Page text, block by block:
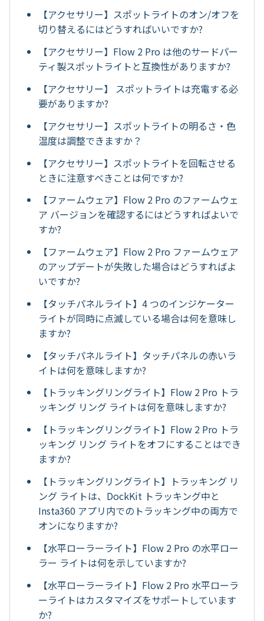
【アクセサリー】スポットライトのオン/オフを
切り替えるにはどうすればいいですか?
【アクセサリー】Flow 2 Pro は他のサードパー
ティ製スポットライトと互換性がありますか?
【アクセサリー】 スポットライトは充電する必
要がありますか?
【アクセサリー】スポットライトの明るさ・色
温度は調整できますか？
【アクセサリー】スポットライトを回転させる
ときに注意すべきことは何ですか?
【ファームウェア】Flow 2 Pro のファームウェ
ア バージョンを確認するにはどうすればよいで
すか?
【ファームウェア】Flow 2 Pro ファームウェア
のアップデートが失敗した場合はどうすればよ
いですか?
【タッチパネルライト】4 つのインジケーター
ライトが同時に点滅している場合は何を意味し
ますか?
【タッチパネルライト】タッチパネルの赤いラ
イトは何を意味しますか?
【トラッキングリングライト】Flow 2 Pro トラ
ッキング リング ライトは何を意味しますか?
【トラッキングリングライト】Flow 2 Pro トラ
ッキング リング ライトをオフにすることはでき
ますか?
【トラッキングリングライト】トラッキング リ
ング ライトは、DockKit トラッキング中と
Insta360 アプリ内でのトラッキング中の両方で
オンになりますか?
【水平ローラーライト】Flow 2 Pro の水平ロー
ラー ライトは何を示していますか?
【水平ローラーライト】Flow 2 Pro 水平ローラ
ーライトはカスタマイズをサポートしています
か?